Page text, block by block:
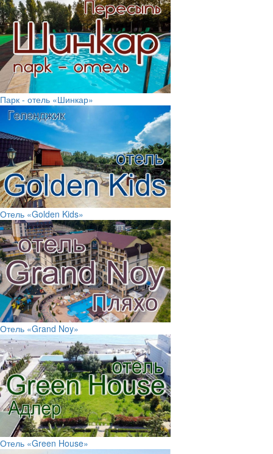
Парк - отель «Шинкар»
Отель «Golden Kids»
Отель «Grand Noy»
Отель «Green House»